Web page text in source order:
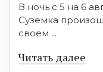
В ночь с 5 на 6
Суземка
своем ...
Читать далее